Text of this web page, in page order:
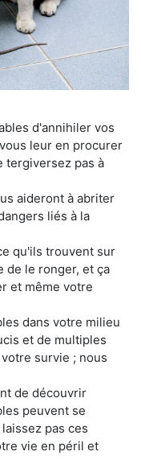
d'annihiler vos
leur en procurer
tergiversez pas à
aideront à abriter
liés à la
qu'ils trouvent sur
de le ronger, et ça
et même votre
dans votre milieu
et de multiples
survie ; nous
de découvrir
peuvent se
pas ces
vie en péril et